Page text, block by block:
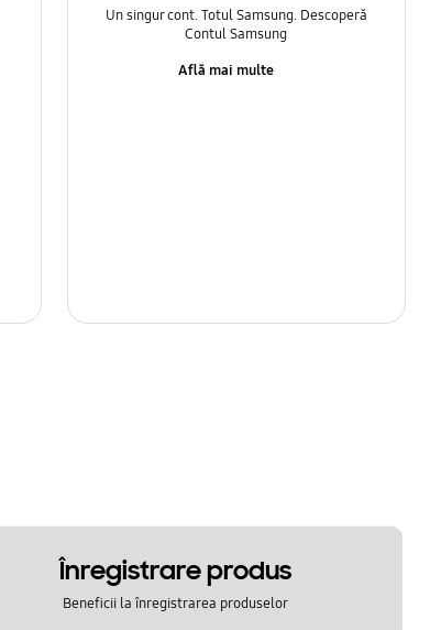
Un singur cont. Totul Samsung. Descoperă
Contul Samsung
Află mai multe
Înregistrare produs
Beneficii la înregistrarea produselor